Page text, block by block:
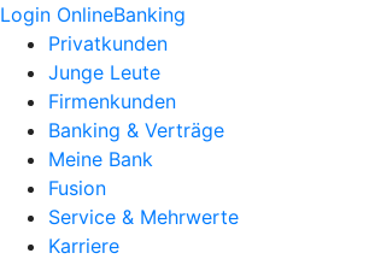
Login OnlineBanking
Privatkunden
Junge Leute
Firmenkunden
Banking & Verträge
Meine Bank
Fusion
Service & Mehrwerte
Karriere